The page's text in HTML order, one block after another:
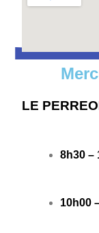
LE
8h30 –
10h00